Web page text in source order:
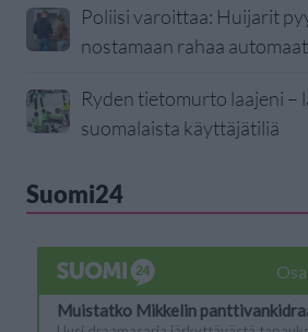
Poliisi varoittaa: Huijarit
nostamaan rahaa
Ryden tietomurto laajeni –
suomalaista käyttäjätiliä
Suomi24